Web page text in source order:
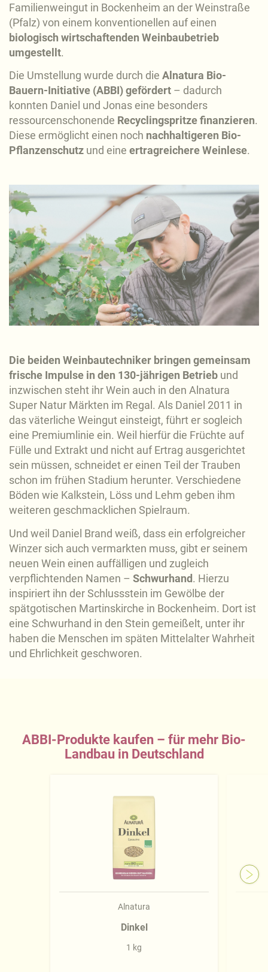
Familienweingut in Bockenheim an der Weinstraße
(Pfalz) von einem konventionellen auf einen
biologisch wirtschaftenden Weinbaubetrieb
umgestellt.
Die Umstellung wurde durch die Alnatura Bio-
Bauern-Initiative (ABBI) gefördert – dadurch
konnten Daniel und Jonas eine besonders
ressourcenschonende Recyclingspritze finanzieren.
Diese ermöglicht einen noch nachhaltigeren Bio-
Pflanzenschutz und eine ertragreichere Weinlese.
Die beiden Weinbautechniker bringen gemeinsam
frische Impulse in den 130-jährigen Betrieb und
inzwischen steht ihr Wein auch in den Alnatura
Super Natur Märkten im Regal. Als Daniel 2011 in
das väterliche Weingut einsteigt, führt er sogleich
eine Premiumlinie ein. Weil hierfür die Früchte auf
Fülle und Extrakt und nicht auf Ertrag ausgerichtet
sein müssen, schneidet er einen Teil der Trauben
schon im frühen Stadium herunter. Verschiedene
Böden wie Kalkstein, Löss und Lehm geben ihm
weiteren geschmacklichen Spielraum.
Und weil Daniel Brand weiß, dass ein erfolgreicher
Winzer sich auch vermarkten muss, gibt er seinem
neuen Wein einen auffälligen und zugleich
verpflichtenden Namen – Schwurhand. Hierzu
inspiriert ihn der Schlussstein im Gewölbe der
spätgotischen Martinskirche in Bockenheim. Dort ist
eine Schwurhand in den Stein gemeißelt, unter ihr
haben die Menschen im späten Mittelalter Wahrheit
und Ehrlichkeit geschworen.
ABBI-Produkte kaufen – für mehr Bio-
Landbau in Deutschland
Alnatura
Dinkel
1 kg